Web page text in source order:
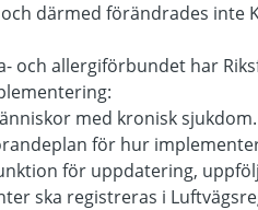
därmed förändrades inte
och allergiförbundet har
med kronisk sjukdom.
för hur
för uppdatering,
ska registreras i